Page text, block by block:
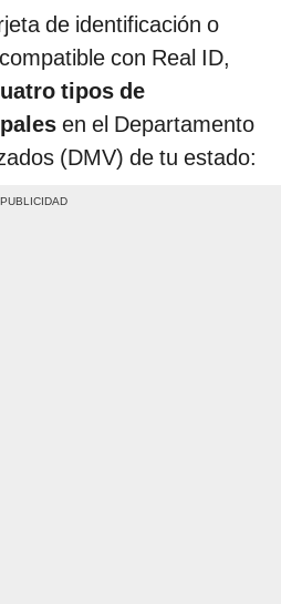
de identificación o
con Real ID,
tipos de
en el Departamento
(DMV) de tu estado: